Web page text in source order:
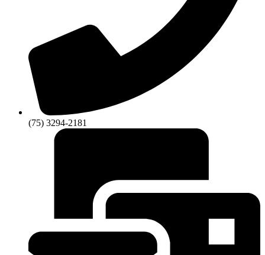
(75) 3294-2181